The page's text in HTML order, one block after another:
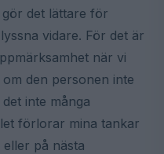
det lättare för
vidare. För det är
när vi
den personen inte
inte många
förlorar mina tankar
eller på nästa